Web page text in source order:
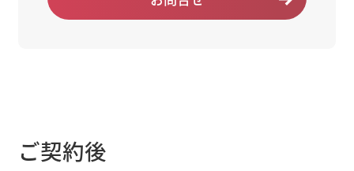
ご契約後